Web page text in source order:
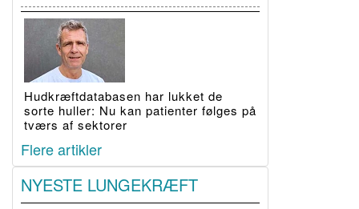
Hudkræftdatabasen har lukket de
sorte huller: Nu kan patienter følges på
tværs af sektorer
Flere artikler
NYESTE LUNGEKRÆFT